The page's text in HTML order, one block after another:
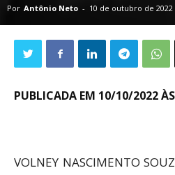
Por Antônio Neto - 10 de outubro de 2022
PUBLICADA EM 10/10/2022
VOLNEY NASCIMENTO